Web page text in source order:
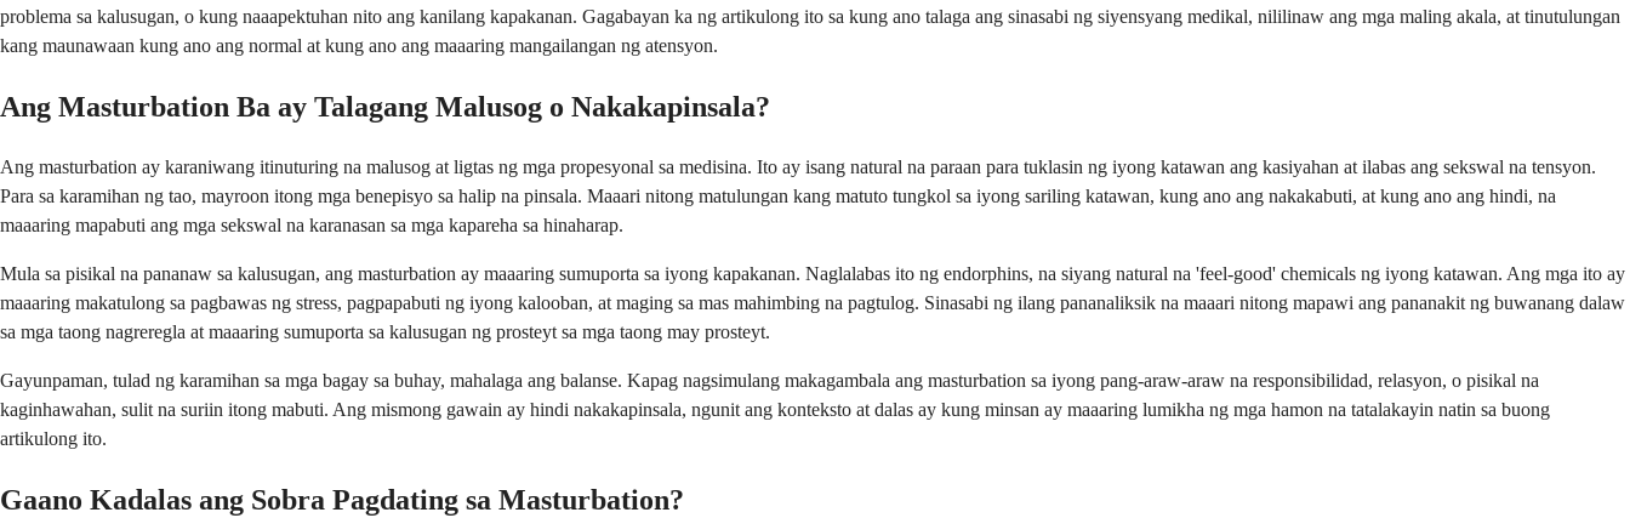
problema sa kalusugan, o kung naaapektuhan nito ang kanilang kapakanan. Gagabayan ka ng artikulong ito sa kung ano talaga ang sinasabi ng siyensyang medikal, nililinaw ang mga maling akala, at tinutulungan
kang maunawaan kung ano ang normal at kung ano ang maaaring mangailangan ng atensyon.
Ang Masturbation Ba ay Talagang Malusog o Nakakapinsala?
Ang masturbation ay karaniwang itinuturing na malusog at ligtas ng mga propesyonal sa medisina. Ito ay isang natural na paraan para tuklasin ng iyong katawan ang kasiyahan at ilabas ang sekswal na tensyon.
Para sa karamihan ng tao, mayroon itong mga benepisyo sa halip na pinsala. Maaari nitong matulungan kang matuto tungkol sa iyong sariling katawan, kung ano ang nakakabuti, at kung ano ang hindi, na
maaaring mapabuti ang mga sekswal na karanasan sa mga kapareha sa hinaharap.
Mula sa pisikal na pananaw sa kalusugan, ang masturbation ay maaaring sumuporta sa iyong kapakanan. Naglalabas ito ng endorphins, na siyang natural na 'feel-good' chemicals ng iyong katawan. Ang mga ito ay
maaaring makatulong sa pagbawas ng stress, pagpapabuti ng iyong kalooban, at maging sa mas mahimbing na pagtulog. Sinasabi ng ilang pananaliksik na maaari nitong mapawi ang pananakit ng buwanang dalaw
sa mga taong nagreregla at maaaring sumuporta sa kalusugan ng prosteyt sa mga taong may prosteyt.
Gayunpaman, tulad ng karamihan sa mga bagay sa buhay, mahalaga ang balanse. Kapag nagsimulang makagambala ang masturbation sa iyong pang-araw-araw na responsibilidad, relasyon, o pisikal na
kaginhawahan, sulit na suriin itong mabuti. Ang mismong gawain ay hindi nakakapinsala, ngunit ang konteksto at dalas ay kung minsan ay maaaring lumikha ng mga hamon na tatalakayin natin sa buong
artikulong ito.
Gaano Kadalas ang Sobra Pagdating sa Masturbation?